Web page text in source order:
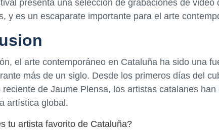
presenta una selección de grabaciones de video
y es un escaparate importante para el arte
el arte contemporáneo en Cataluña ha sido una
más de un siglo. Desde los primeros días del
reciente de Jaume Plensa, los artistas catalanes
artística global.
tu artista favorito de Cataluña?